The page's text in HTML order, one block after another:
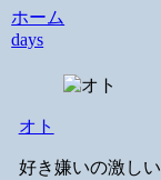
ホーム
days
オト
好き嫌いの激しい